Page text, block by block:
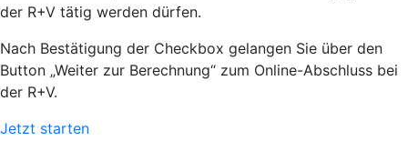
der R+V tätig werden dürfen.
Nach Bestätigung der Checkbox gelangen Sie über den
Button „Weiter zur Berechnung“ zum Online-Abschluss bei
der R+V.
Jetzt starten